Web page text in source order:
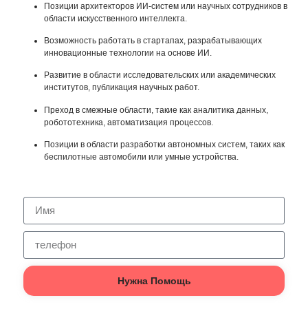
Позиции архитекторов ИИ-систем или научных сотрудников в
области искусственного интеллекта.
Возможность работать в стартапах, разрабатывающих
инновационные технологии на основе ИИ.
Развитие в области исследовательских или академических
институтов, публикация научных работ.
Преход в смежные области, такие как аналитика данных,
робототехника, автоматизация процессов.
Позиции в области разработки автономных систем, таких как
беспилотные автомобили или умные устройства.
Нужна Помощь